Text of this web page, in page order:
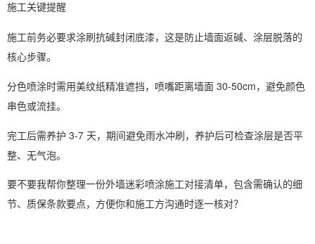
施工关键提醒
施工前务必要求涂刷抗碱封闭底漆，这是防止墙面返碱、涂层脱落的
核心步骤。
分色喷涂时需用美纹纸精准遮挡，喷嘴距离墙面 30-50cm，避免颜色
串色或流挂。
完工后需养护 3-7 天，期间避免雨水冲刷，养护后可检查涂层是否平
整、无气泡。
要不要我帮你整理一份外墙迷彩喷涂施工对接清单，包含需确认的细
节、质保条款要点，方便你和施工方沟通时逐一核对？